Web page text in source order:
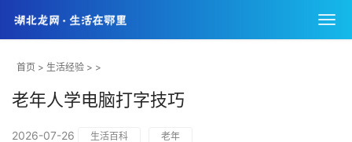
首页 > 生活经验 > >
老年人学电脑打字技巧
2026-07-26 生活百科 老年